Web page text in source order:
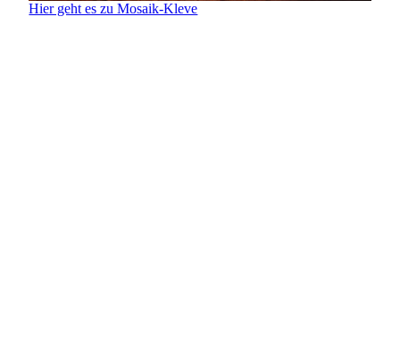
Hier geht es zu Mosaik-Kleve